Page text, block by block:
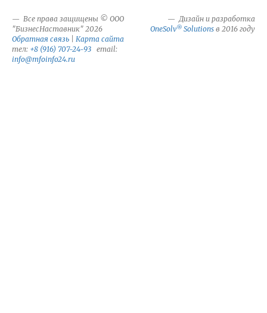
Все права защищены © ООО
"БизнесНаставник" 2026
Обратная связь
Карта сайта
тел: +8 (916) 707-24-93 email:
info@mfoinfo24.ru
Дизайн и разработка
OneSolv® Solutions в 2016 году